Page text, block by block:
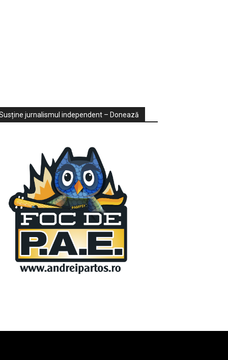
jurnalismul independent – Donează